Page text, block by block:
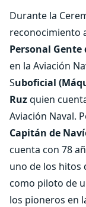
Durante la
reconocimiento
Personal Gente
en la Aviación
Suboficial
Ruzquien
Aviación Naval.
Capitán de
cuenta con 78
uno de los hitos
como piloto de
los pioneros en